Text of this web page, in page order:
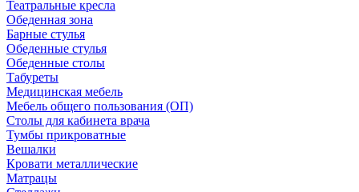
Театральные кресла
Обеденная зона
Барные стулья
Обеденные стулья
Обеденные столы
Табуреты
Медицинская мебель
Мебель общего пользования (ОП)
Столы для кабинета врача
Тумбы прикроватные
Вешалки
Кровати металлические
Матрацы